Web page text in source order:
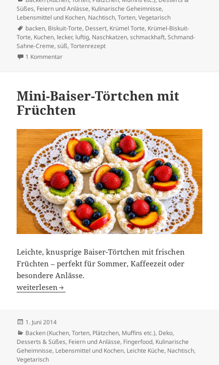
Süßes, Feiern und Anlässe, Kulinarische Geheimnisse,
Lebensmittel und Kochen, Nachtisch,Torten,Vegetarisch
Schlagwörter
backen, Biskuit-Torte, Dessert, Krümel Torte, Krümel-Biskuit-
Torte, Kuchen, lecker, luftig, Naschkatzen,schmackhaft,Schmand-
Sahne-Creme,süß,Tortenrezept
1 Kommentarzu Krümel-Torte
Mini-Baiser-Törtchen mit
Früchten
Leichte, knusprige Baiser-Törtchen mit frischen
Früchten – perfekt für Sommer, Kaffeezeit oder
besondere Anlässe.
Mini-Baiser-Törtchen mit Früchten
weiterlesen
Veröffentlicht
am
1. Juni 2014
Kategorien
Backen (Kuchen, Torten, Plätzchen, Muffins etc.), Deko,
Desserts & Süßes, Feiern und Anlässe, Fingerfood, Kulinarische
Geheimnisse, Lebensmittel und Kochen, Leichte Küche, Nachtisch,
Vegetarisch